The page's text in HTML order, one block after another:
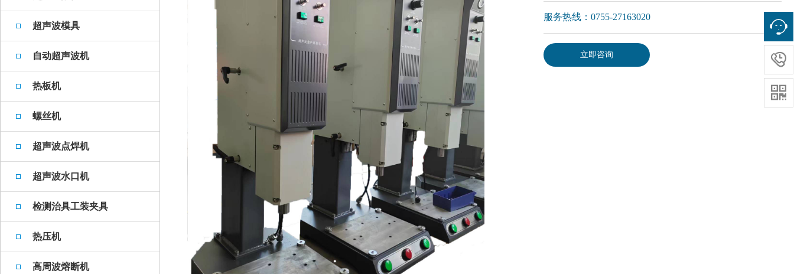
超声波模具
自动超声波机
热板机
螺丝机
超声波点焊机
超声波水口机
检测治具工装夹具
热压机
高周波熔断机
服务热线：0755-27163020
立即咨询 
